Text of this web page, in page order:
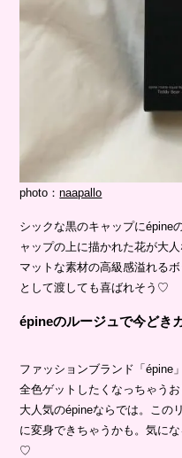
photo：naapallo
シックな黒のキャップにépine
ャップの上に描かれた花が大
マットな素材の高級感溢れる
として渡しても喜ばれそう♡
épineのルージュで今どき
ファッションブランド「
全色ゲットしたくなっちゃう
大人気のépineならでは。この
に変身できちゃうかも。気に
♡